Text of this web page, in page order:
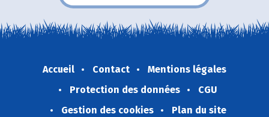
Accueil Contact
Mentions légales
Protection des données
CGU
Gestion des cookies
Plan du site